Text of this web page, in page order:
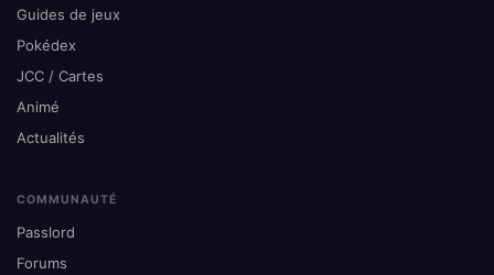
Guides de jeux
Pokédex
JCC / Cartes
Animé
Actualités
COMMUNAUTÉ
Passlord
Forums